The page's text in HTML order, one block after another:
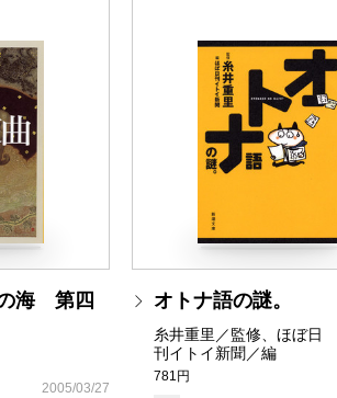
海 第四
2005/03/27
オトナ語の謎。
糸井重里／監修、ほぼ日
刊イトイ新聞／編
781円